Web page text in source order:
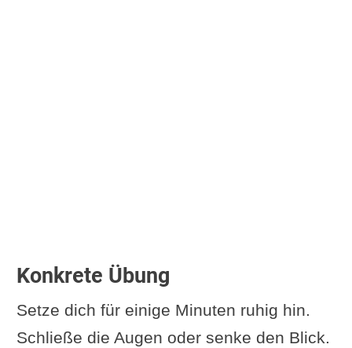
Konkrete Übung
Setze dich für einige Minuten ruhig hin.
Schließe die Augen oder senke den Blick.